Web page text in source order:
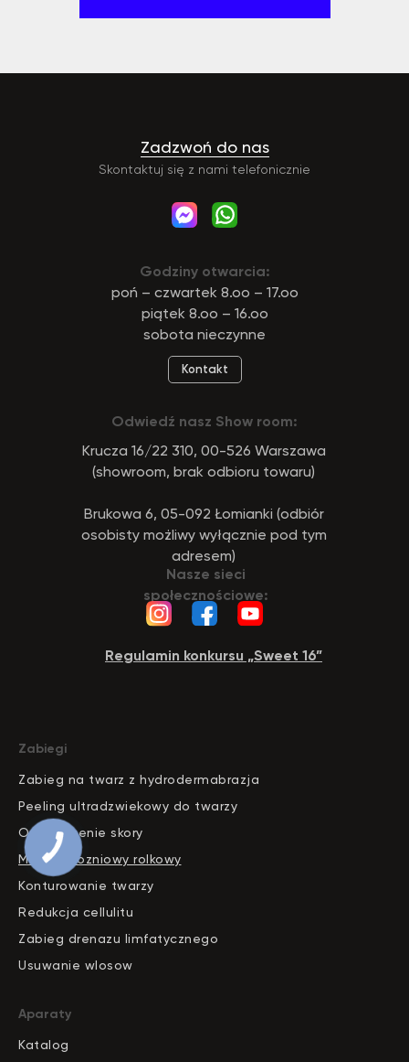
Skontaktuj się z nami telefonicznie
Zadzwoń do nas
Godziny otwarcia:
poń – czwartek 8.oo – 17.oo
piątek 8.oo – 16.oo
sobota nieczynne
Regulamin konkursu „Sweet 16”
Odwiedź nasz Show room:
Krucza 16/22 310, 00-526 Warszawa
(showroom, brak odbioru towaru)
Brukowa 6, 05-092 Łomianki (odbiór
osobisty możliwy wyłącznie pod tym
adresem)
Kontakt
Nasze sieci
społecznościowe:
Zabiegi
Zabieg na twarz z hydrodermabrazja
Peeling ultradzwiekowy do twarzy
Odmlodzenie skory
Masaz prozniowy rolkowy
Konturowanie twarzy
Redukcja cellulitu
Zabieg drenazu limfatycznego
Usuwanie wlosow
Aparaty
Katalog